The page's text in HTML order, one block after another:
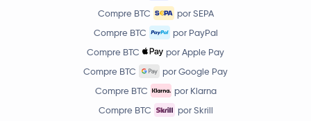
Compre BTC
por SEPA
Compre BTC
por PayPal
Compre BTC
por Apple Pay
Compre BTC
por Google Pay
Compre BTC
por Klarna
Compre BTC
por Skrill